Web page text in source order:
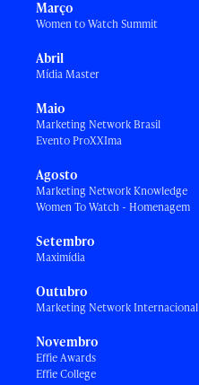
Março
Women to Watch Summit
Abril
Mídia Master
Maio
Marketing Network Brasil
Evento ProXXIma
Agosto
Marketing Network Knowledge
Women To Watch - Homenagem
Setembro
Maximídia
Outubro
Marketing Network Internacional
Novembro
Effie Awards
Effie College